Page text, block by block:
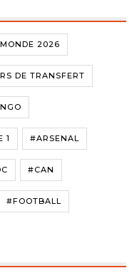
2026
DE TRANSFERT
1 #ARSENAL
#CAN
#FOOTBALL